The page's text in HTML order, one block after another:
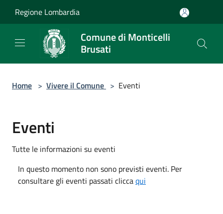
Regione Lombardia
Comune di Monticelli
Brusati
Home > Vivere il Comune > Eventi
Eventi
Tutte le informazioni su eventi
In questo momento non sono previsti eventi. Per
consultare gli eventi passati cliccaqui